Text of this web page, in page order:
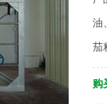
油
茄
购